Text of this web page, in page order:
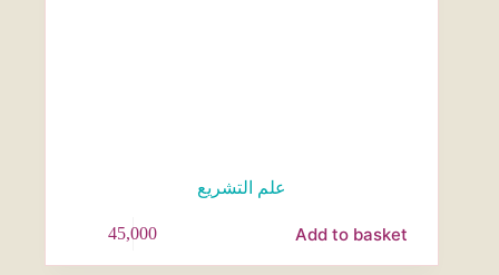
علم التشريع
45,000 Add to basket